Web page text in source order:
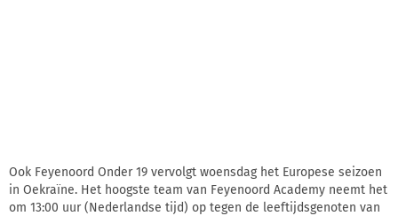
Ook Feyenoord Onder 19 vervolgt woensdag het Europese seizoen
in Oekraïne. Het hoogste team van Feyenoord Academy neemt het
om 13:00 uur (Nederlandse tijd) op tegen de leeftijdsgenoten van